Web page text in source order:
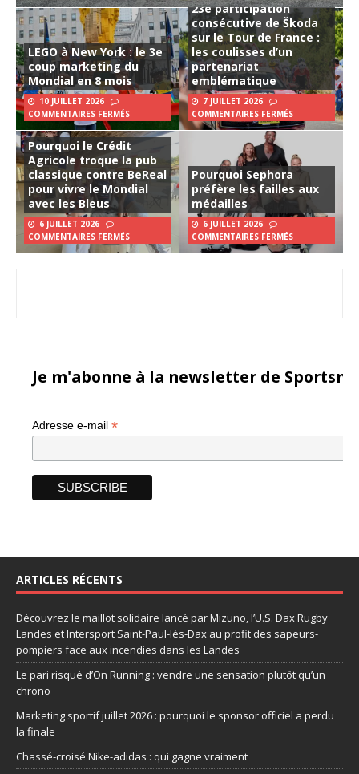
LEGO à New York : le 3e
coup marketing du
Mondial en 8 mois
10 JUILLET 2026
COMMENTAIRES FERMÉS
23e participation
consécutive de Škoda
sur le Tour de France :
les coulisses d’un
partenariat
emblématique
7 JUILLET 2026
COMMENTAIRES FERMÉS
Pourquoi le Crédit
Agricole troque la pub
classique contre BeReal
pour vivre le Mondial
avec les Bleus
6 JUILLET 2026
COMMENTAIRES FERMÉS
Pourquoi Sephora
préfère les failles aux
médailles
6 JUILLET 2026
COMMENTAIRES FERMÉS
Je m'abonne à la newsletter de
Adresse e-mail *
ARTICLES RÉCENTS
Découvrez le maillot solidaire lancé par Mizuno, l’U.S. Dax Rugby
Landes et Intersport Saint-Paul-lès-Dax au profit des sapeurs-
pompiers face aux incendies dans les Landes
Le pari risqué d’On Running : vendre une sensation plutôt qu’un
chrono
Marketing sportif juillet 2026 : pourquoi le sponsor officiel a perdu
la finale
Chassé-croisé Nike-adidas : qui gagne vraiment